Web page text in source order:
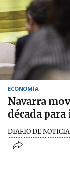
ECONOMÍA
Navarra
década
DIARIO DE